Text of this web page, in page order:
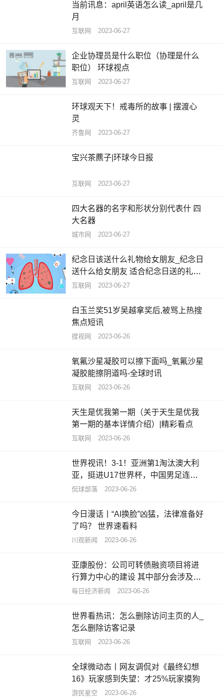
当前讯息：april英语怎么读_april是几
月
互联网 2023-06-27
企业协理员是什么职位（协理是什么
职位） 环球视点
互联网 2023-06-27
环球观天下！戒毒所的故事 | 摆渡心
灵
齐鲁网 2023-06-27
宝兴茶藨子|环球今日报
互联网 2023-06-27
四大名器的名字和形状分别代表什 四
大名器
城市网 2023-06-27
纪念日该送什么礼物给女朋友_纪念日
送什么给女朋友 适合纪念日送的礼物
推荐
互联网 2023-06-27
白玉兰奖51岁吴越拿奖后,被骂上热搜
焦点短讯
搜视网 2023-06-26
氧氟沙星凝胶可以擦下面吗_氧氟沙星
凝胶能擦阴道吗-全球时讯
互联网 2023-06-26
天生是优我第一期（关于天生是优我
第一期的基本详情介绍）|精彩看点
互联网 2023-06-26
世界视讯！3-1！亚洲第1淘汰澳大利
亚，挺进U17世界杯，中国男足连续8
届缺席
侃球部落 2023-06-26
今日漫话丨“AI换脸”凶猛，法律准备好
了吗？ 世界速看料
川观新闻 2023-06-26
亚康股份：公司可转债融资项目将进
行算力中心的建设 其中部分会涉及租
售算力
每日经济新闻 2023-06-26
世界看热讯：怎么删除访问主页的人_
怎么删除访客记录
互联网 2023-06-26
全球微动态丨网友调侃对《最终幻想
16》玩家感到失望：才25%玩家摸狗
游民星空 2023-06-26